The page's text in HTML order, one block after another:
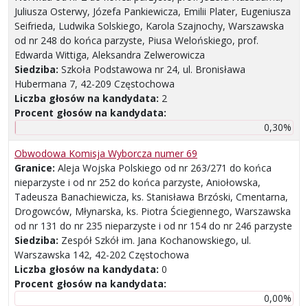
Juliusza Osterwy, Józefa Pankiewicza, Emilii Plater, Eugeniusza
Seifrieda, Ludwika Solskiego, Karola Szajnochy, Warszawska
od nr 248 do końca parzyste, Piusa Welońskiego, prof.
Edwarda Wittiga, Aleksandra Zelwerowicza
Siedziba: Szkoła Podstawowa nr 24, ul. Bronisława
Hubermana 7, 42-209 Częstochowa
Liczba głosów na kandydata: 2
Procent głosów na kandydata:
0,30%
Obwodowa Komisja Wyborcza numer 69
Granice: Aleja Wojska Polskiego od nr 263/271 do końca
nieparzyste i od nr 252 do końca parzyste, Aniołowska,
Tadeusza Banachiewicza, ks. Stanisława Brzóski, Cmentarna,
Drogowców, Młynarska, ks. Piotra Ściegiennego, Warszawska
od nr 131 do nr 235 nieparzyste i od nr 154 do nr 246 parzyste
Siedziba: Zespół Szkół im. Jana Kochanowskiego, ul.
Warszawska 142, 42-202 Częstochowa
Liczba głosów na kandydata: 0
Procent głosów na kandydata:
0,00%